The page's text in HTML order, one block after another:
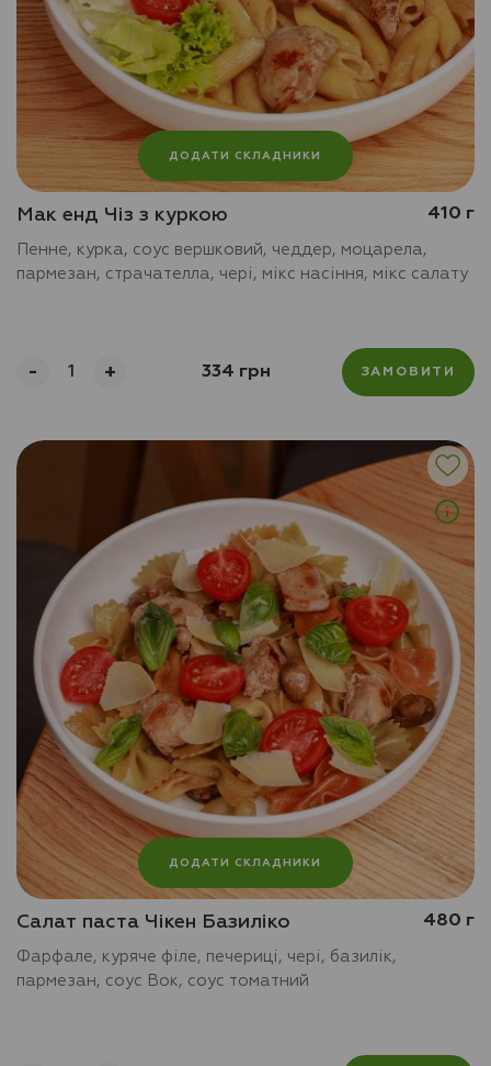
ДОДАТИ СКЛАДНИКИ
Мак енд Чіз з куркою 410 г
Пенне, курка, соус вершковий, чеддер, моцарела,
пармезан, страчателла, чері, мікс насіння, мікс салату
- + 334 грн ЗАМОВИТИ
ДОДАТИ СКЛАДНИКИ
Салат паста Чікен Базиліко 480 г
Фарфале, куряче філе, печериці, чері, базилік,
пармезан, соус Вок, соус томатний